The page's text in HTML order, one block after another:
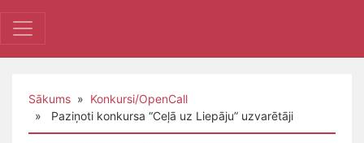
Sākums » Konkursi/OpenCall
» Paziņoti konkursa “Ceļā uz Liepāju” uzvarētāji